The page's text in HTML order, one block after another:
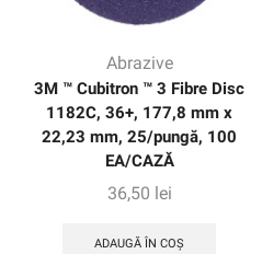
Abrazive
3M ™ Cubitron ™ 3 Fibre Disc
1182C, 36+, 177,8 mm x
22,23 mm, 25/pungă, 100
EA/CAZĂ
36,50 lei
ADAUGĂ ÎN COȘ